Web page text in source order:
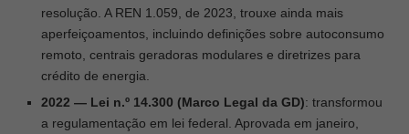
resolução. A REN 1.059, de 2023, trouxe ainda mais
aperfeiçoamentos, incluindo definições sobre autoconsumo
remoto, centrais geradoras modulares e diretrizes para
crédito de energia.
2022 — Lei n.º 14.300 (Marco Legal da GD): transformou
a regulamentação em lei federal. Aprovada em janeiro,